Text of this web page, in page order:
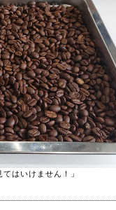
はいけません！」